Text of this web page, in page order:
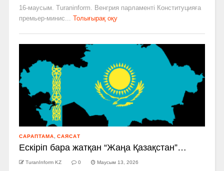
16-маусым. Turaninform. Венгрия парламенті Конституцияға
премьер-минис...
Толығырақ оқу
САРАПТАМА САЯСАТ
Ескіріп бара жатқан “Жаңа Қазақстан”…
TuranInform KZ 0 Маусым 13, 2026